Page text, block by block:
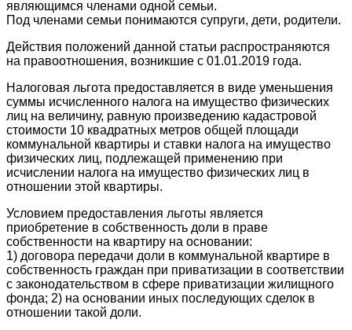
являющимся членами одной семьи.
Под членами семьи понимаются супруги, дети, родители.
Действия положений данной статьи распространяются
на правоотношения, возникшие с 01.01.2019 года.
Налоговая льгота предоставляется в виде уменьшения
суммы исчисленного налога на имущество физических
лиц на величину, равную произведению кадастровой
стоимости 10 квадратных метров общей площади
коммунальной квартиры и ставки налога на имущество
физических лиц, подлежащей применению при
исчислении налога на имущество физических лиц в
отношении этой квартиры.
Условием предоставления льготы является
приобретение в собственность доли в праве
собственности на квартиру на основании:
1) договора передачи доли в коммунальной квартире в
собственность граждан при приватизации в соответствии
с законодательством в сфере приватизации жилищного
фонда; 2) на основании иных последующих сделок в
отношении такой доли.